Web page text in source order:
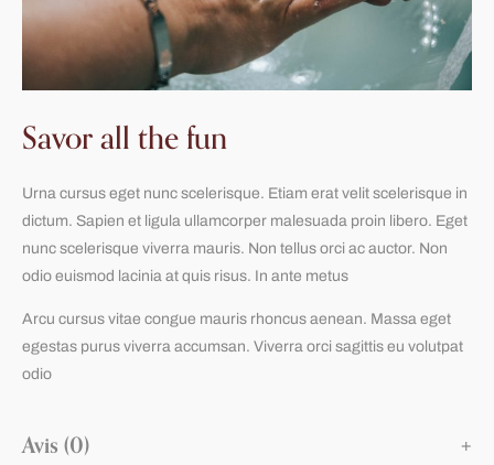
Savor all the fun
Urna cursus eget nunc scelerisque. Etiam erat velit scelerisque in
dictum. Sapien et ligula ullamcorper malesuada proin libero. Eget
nunc scelerisque viverra mauris. Non tellus orci ac auctor. Non
odio euismod lacinia at quis risus. In ante metus
Arcu cursus vitae congue mauris rhoncus aenean. Massa eget
egestas purus viverra accumsan. Viverra orci sagittis eu volutpat
odio
Avis (0)